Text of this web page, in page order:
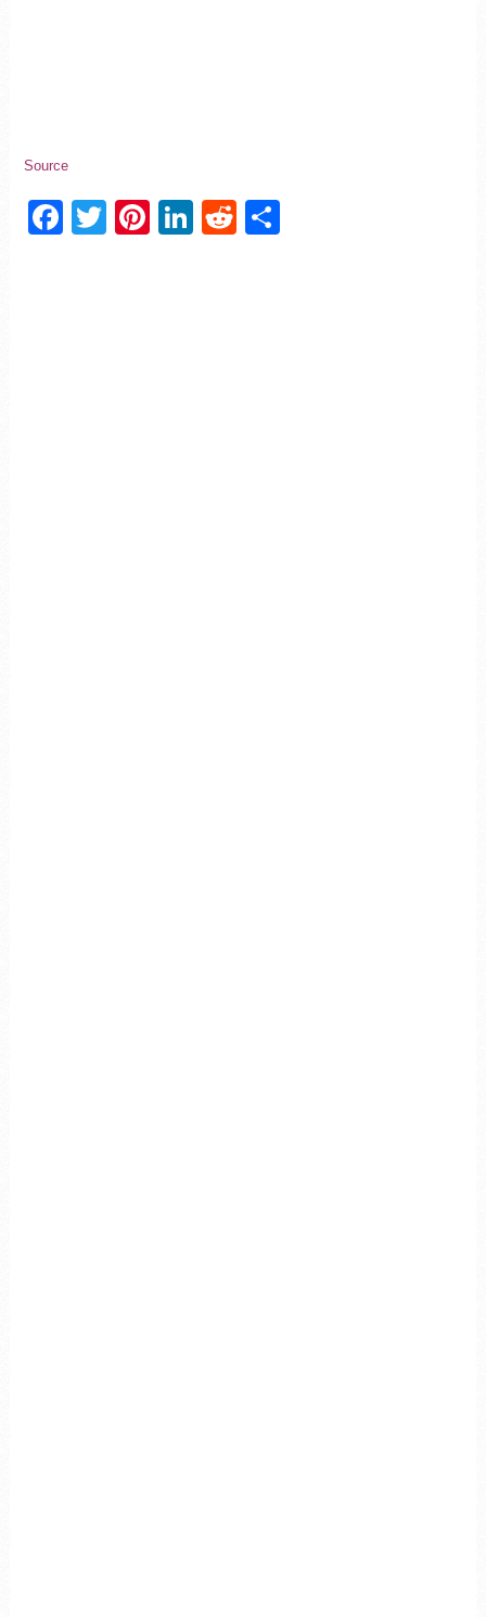
Source
Facebook
TwitterPinterest
LinkedIn
Reddit